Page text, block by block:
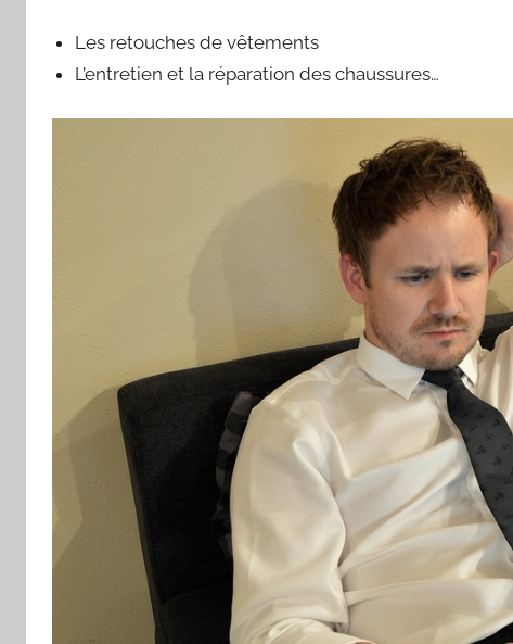
Les retouches de vêtements
L’entretien et la réparation des chaussures…